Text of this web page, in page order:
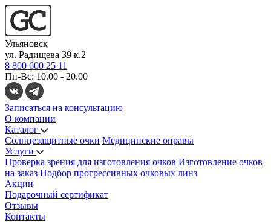
Ульяновск
ул. Радищева 39 к.2
8 800 600 25 11
Пн-Вс: 10.00 - 20.00
Записаться на консультацию
О компании
Каталог
Солнцезащитные очки Медицинские оправы
Услуги
Проверка зрения для изготовления очков Изготовление очков
на заказ Подбор прогрессивных очковых линз
Акции
Подарочный сертификат
Отзывы
Контакты